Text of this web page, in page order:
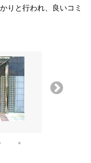
りと行われ、良いコミ